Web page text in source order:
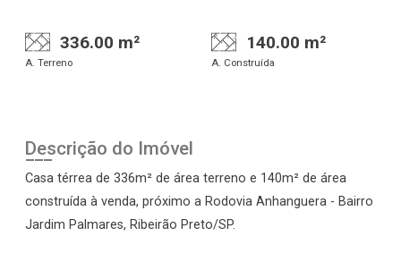
336.00 m²
A. Terreno
140.00 m²
A. Construída
Descrição do Imóvel
Casa térrea de 336m² de área terreno e 140m² de área
construída à venda, próximo a Rodovia Anhanguera - Bairro
Jardim Palmares, Ribeirão Preto/SP.